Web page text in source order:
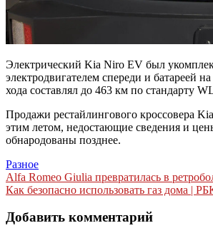
Электрический Kia Niro EV был
электродвигателем спереди и батареей
хода составлял до 463 км по стандарту
Продажи рестайлингового кроссовера
этим летом, недостающие сведения и
обнародованы позднее.
Разное
Навигация
по
записям
Alfa Romeo Giulia превратилась в
Как безопасно использовать газ дома |
Добавить комментарий